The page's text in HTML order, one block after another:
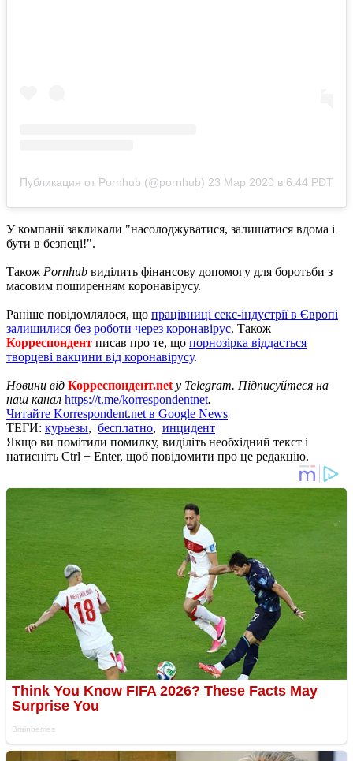
Публикация от Pornhub (@pornhub) 23 Мар 2020 в 6:44 PDT
У компанії закликали "насолоджуватися, залишатися вдома і
бути в безпеці!".
Також Pornhub виділить фінансову допомогу для боротьби з
масовим поширенням коронавірусу.
Раніше повідомлялося, що працівниці секс-індустрії в Європі
залишилися без роботи через коронавірус. Також
Корреспондент писав про те, що порнозірка віддасться
творцеві вакцини від коронавірусу.
Новини від Корреспондент.netу Telegram. Підписуйтеся на
наш канал https://t.me/korrespondentnet.
Читайте Korrespondent.net в Google News
ТЕГИ: курьезы, бесплатно, инцидент
Якщо ви помітили помилку, виділіть необхідний текст і
натисніть Ctrl + Enter, щоб повідомити про це редакцію.